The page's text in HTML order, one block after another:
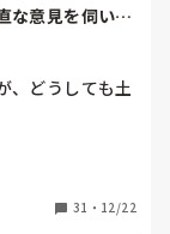
な意見を伺いた
、どうしても土
ています。
と一日も土曜
31 ・ 12/22